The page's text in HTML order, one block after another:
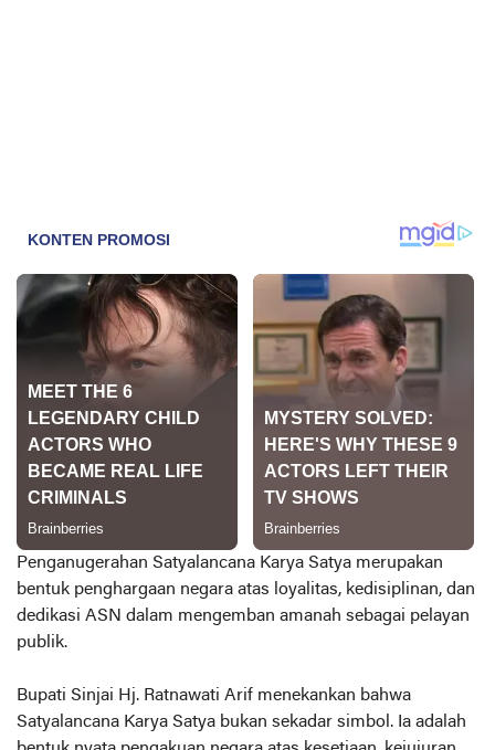
Penganugerahan Satyalancana Karya Satya merupakan
bentuk penghargaan negara atas loyalitas, kedisiplinan, dan
dedikasi ASN dalam mengemban amanah sebagai pelayan
publik.
Bupati Sinjai Hj. Ratnawati Arif menekankan bahwa
Satyalancana Karya Satya bukan sekadar simbol. Ia adalah